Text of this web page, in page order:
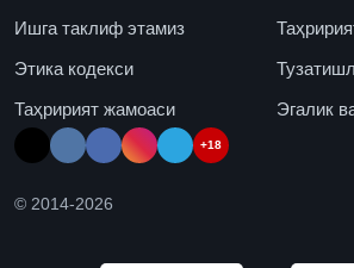
Ишга таклиф этамиз
Этика кодекси
Таҳририят жамоаси
Эгалик
+18
© 2014-2026